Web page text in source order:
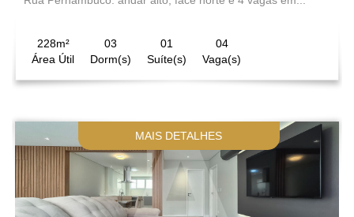
228m²
Área Útil
03
Dorm(s)
01
Suíte(s)
04
Vaga(s)
MAIS DETALHES